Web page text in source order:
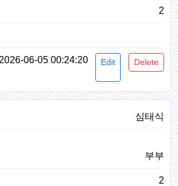
2
2026-06-05 00:24:20 Edit Delete
심태식
부부
2